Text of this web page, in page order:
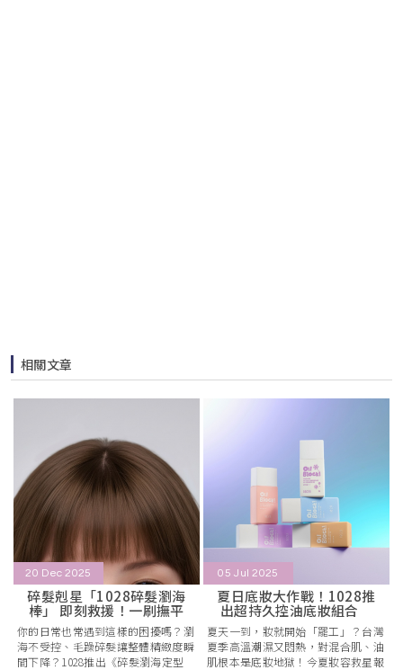
相關文章
20 Dec 2025
碎髮剋星「1028碎髮瀏海
棒」 即刻救援！一刷撫平
毛躁
你的日常也常遇到這樣的困擾嗎？瀏
海不受控、毛躁碎髮讓整體精緻度瞬
間下降？1028推出《碎髮瀏海定型
05 Jul 2025
夏日底妝大作戰！1028推
出超持久控油底妝組合
拯救油肌「妝
夏天一到，妝就開始「罷工」？台灣
夏季高溫潮濕又悶熱，對混合肌、油
肌根本是底妝地獄！今夏妝容救星報